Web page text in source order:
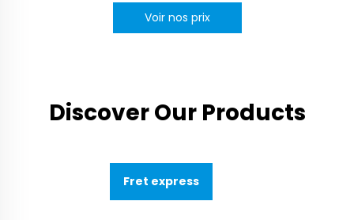
Voir nos prix
Discover Our Products
Fret express